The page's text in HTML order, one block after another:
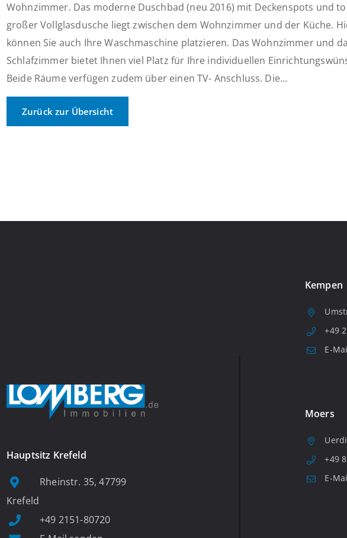
Wohnzimmer. Das moderne Duschbad (neu 2016) mit Deckenspots und
großer Vollglasdusche liegt zwischen dem Wohnzimmer und der Küche.
können Sie auch Ihre Waschmaschine platzieren. Das Wohnzimmer und
Schlafzimmer bietet Ihnen viel Platz für Ihre individuellen
Beide Räume verfügen zudem über einen TV- Anschluss. Die...
Zurück zur Übersicht
Hauptsitz Krefeld
Rheinstr. 35, 47799
Krefeld
+49 2151-80720
Kempen
+49
E-
Moers
+49
E-